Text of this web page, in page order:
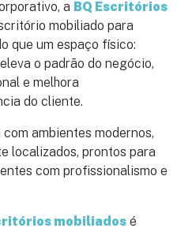
a BQ Escritórios
mobiliado para
que um espaço físico:
o padrão do negócio,
e melhora
do cliente.
ambientes modernos,
localizados, prontos para
com profissionalismo e
mobiliados é